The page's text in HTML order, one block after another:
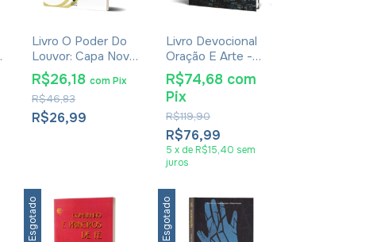
Livro O Poder Do
Louvor: Capa Nova
- Merlin Carothers
R$26,99
R$46,83
R$26,18 comPix
Livro Devocional
Oração E Arte -
Daniel Bota
R$76,99
R$119,90
R$74,68 com
Pix
5 x de R$15,40 sem
juros
Esgotado Esgotado